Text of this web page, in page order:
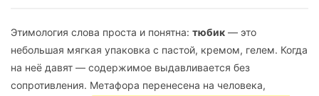
Этимология слова проста и понятна: тюбик — это
небольшая мягкая упаковка с пастой, кремом, гелем. Когда
на неё давят — содержимое выдавливается без
сопротивления. Метафора перенесена на человека,